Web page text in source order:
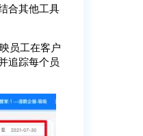
合其他工具
员工在客户
追踪每个员